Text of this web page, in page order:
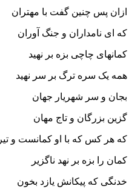
ازان پس چنین گفت با مهتران
که اى نامداران و جنگ آوران‏
کمانهاى چاچى بزه بر نهید
همه یک سره ترگ بر سر نهید
بجان و سر شهریار جهان
گزین بزرگان و تاج مهان‏
که هر کس که با او کمانست و تیر
کمان را بزه بر نهد ناگزیر
خدنگى که پیکانش یازد بخون